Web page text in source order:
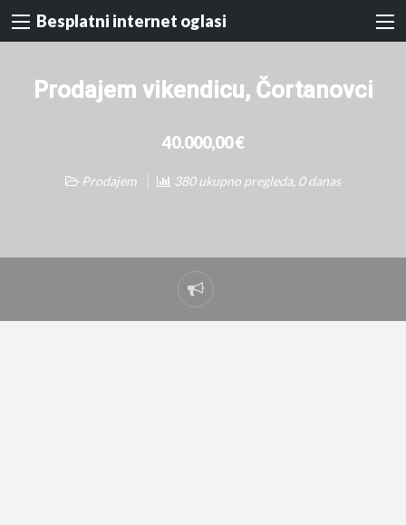
Besplatni internet oglasi
Prodajem vikendicu, Čortanovci
40.000,00 €
Prodajem 380 ukupno pregleda, 0 danas
Prijavi
problem